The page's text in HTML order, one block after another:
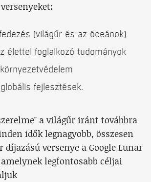
(világűr és az óceánok)
élettel foglalkozó tudományok
fejlesztések.
a világűr iránt továbbra
idők legnagyobb, összesen
versenye a Google Lunar
amelynek legfontosabb céljai